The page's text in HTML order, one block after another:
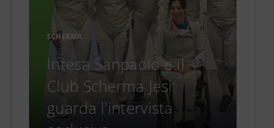
SCHERMA
Intesa Sanpaolo e il
Club Scherma Jesi:
guarda l'intervista